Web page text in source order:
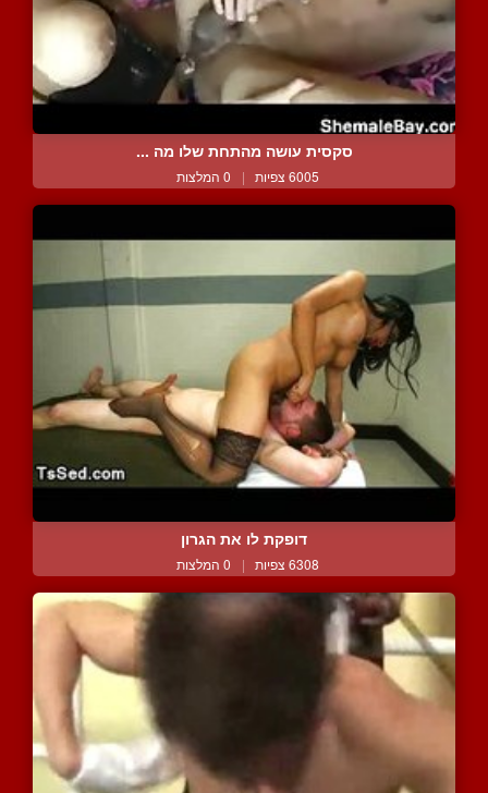
סקסית עושה מהתחת שלו מה ...
6005 צפיות | 0 המלצות
דופקת לו את הגרון
6308 צפיות | 0 המלצות